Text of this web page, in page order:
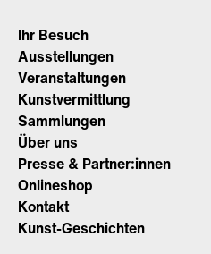
Ihr Besuch
Ausstellungen
Veranstaltungen
Kunstvermittlung
Sammlungen
Über uns
Presse & Partner:innen
Onlineshop
Kontakt
Kunst-Geschichten